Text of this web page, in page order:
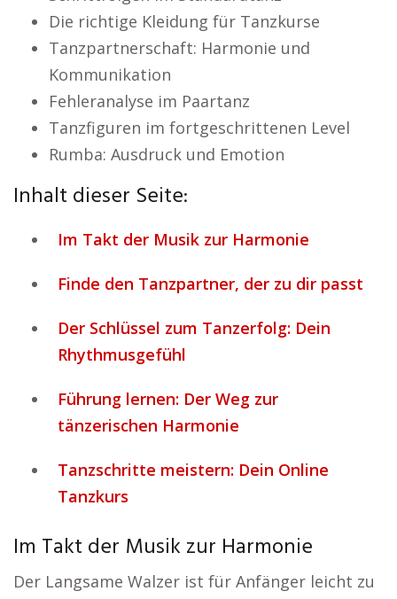
Die richtige Kleidung für Tanzkurse
Tanzpartnerschaft: Harmonie und
Kommunikation
Fehleranalyse im Paartanz
Tanzfiguren im fortgeschrittenen Level
Rumba: Ausdruck und Emotion
Inhalt dieser Seite:
Im Takt der Musik zur Harmonie
Finde den Tanzpartner, der zu dir passt
Der Schlüssel zum Tanzerfolg: Dein
Rhythmusgefühl
Führung lernen: Der Weg zur
tänzerischen Harmonie
Tanzschritte meistern: Dein Online
Tanzkurs
Im Takt der Musik zur Harmonie
Der Langsame Walzer ist für Anfänger leicht zu